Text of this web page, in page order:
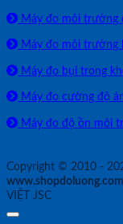
Máy đo môi trường
Máy đo môi trường
Máy đo bụi trong
Máy đo cường độ
Máy đo độ ồn môi
Copyright © 2010 -
www.shopdoluong.com
VIỆT JSC